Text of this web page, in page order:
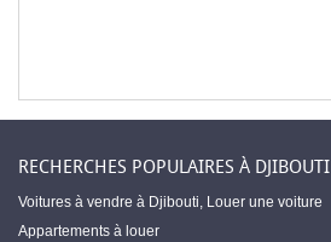
RECHERCHES POPULAIRES À DJIBOUTI
Voitures à vendre à Djibouti, Louer une voiture
Appartements à louer